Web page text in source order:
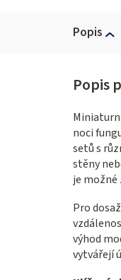
Popis
noci
setů s
stěny
je možné
Pro
výhod
vytvářejí